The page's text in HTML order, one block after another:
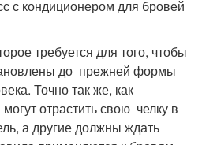
с кондиционером для бровей
требуется для того, чтобы
до прежней формы
Точно так же, как
отрастить свою челку в
а другие должны ждать